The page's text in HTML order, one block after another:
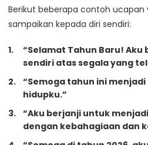
Berikut beberapa contoh ucapan
sampaikan kepada diri sendiri:
“Selamat Tahun Baru! Aku
sendiri atas segala yang
“Semoga tahun ini
hidupku.”
“Aku berjanji untuk
dengan kebahagiaan dan